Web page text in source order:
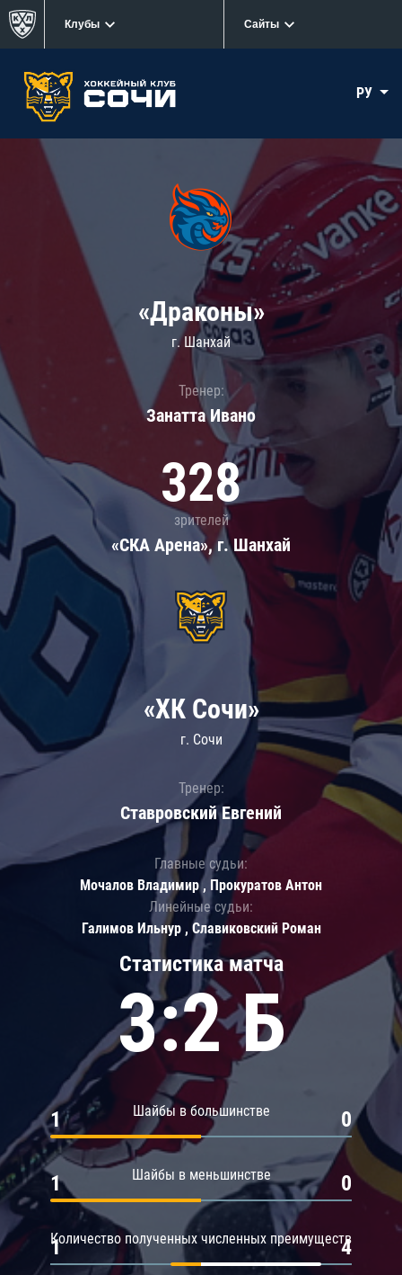
Клубы Сайты
РУ
«Драконы»
г. Шанхай
Тренер:
Занатта Иванo
328
зрителей
«СКА Арена», г. Шанхай
Статистика матча
3:2 Б
Шайбы в большинстве
1 0
Шайбы в меньшинстве
1 0
Количество полученных численных преимуществ
1 4
«ХК Сочи»
г. Сочи
Тренер:
Ставровский Евгений
Главные судьи:
Мочалов Владимир , Прокуратов Антон
Линейные судьи:
Галимов Ильнур , Славиковский Роман